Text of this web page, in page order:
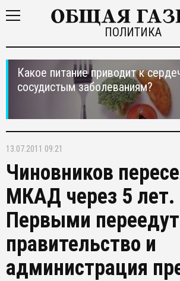
ПОЛИТИКА
Какое питание приводит к
сосудистым заболеваниям?
13.07.2011 09:21
Чиновников
МКАД через 5 лет.
Первыми переедут
правительство и
администрация